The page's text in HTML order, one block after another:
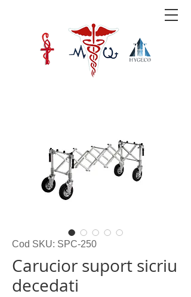
Cod SKU: SPC-250
Carucior suport sicriu
decedati